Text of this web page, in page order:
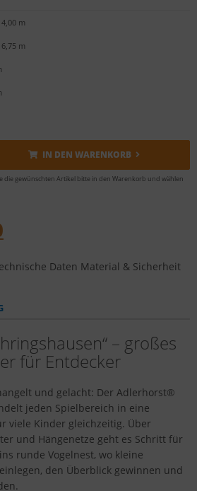
m
m
IN DEN WARENKORB
die gewünschten Artikel bitte in den Warenkorb und wählen
Daten Material & Sicherheit
– großes
für Entdecker
und gelacht: Der Adlerhorst®
jeden Spielbereich in eine
viele Kinder gleichzeitig. Über
und Hängenetze geht es Schritt für
runde Vogelnest, wo kleine
den Überblick gewinnen und